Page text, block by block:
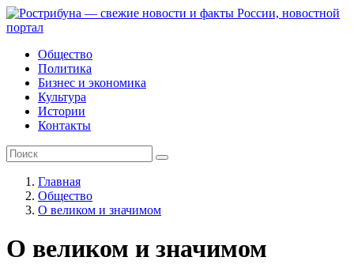
Общество
Политика
Бизнес и экономика
Культура
Истории
Контакты
Главная
Общество
О великом и значимом
О великом и значимом